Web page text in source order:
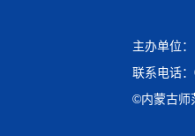
主办单位
联系电话
©内蒙古